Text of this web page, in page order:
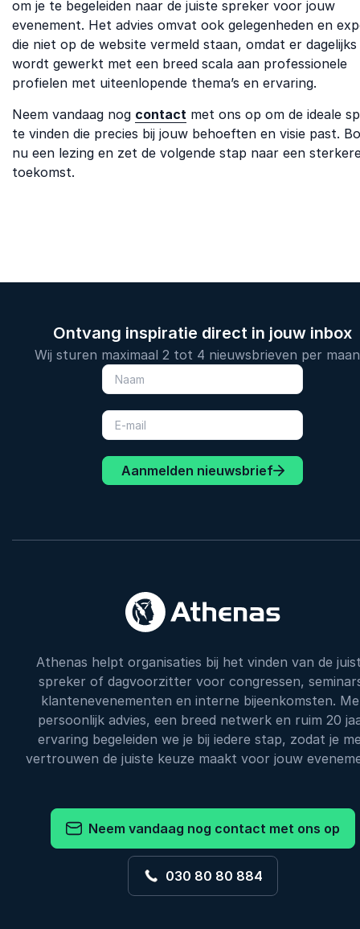
om je te begeleiden naar de juiste spreker voor jouw
evenement. Het advies omvat ook gelegenheden en
die niet op de website vermeld staan, omdat er dagelijks
wordt gewerkt met een breed scala aan professionele
profielen met uiteenlopende thema’s en ervaring.
Neem vandaag nog contact met ons op om de ideale
te vinden die precies bij jouw behoeften en visie past.
nu een lezing en zet de volgende stap naar een
toekomst.
Ontvang inspiratie direct in jouw inbox
Wij sturen maximaal 2 tot 4 nieuwsbrieven per
Aanmelden nieuwsbrief
Athenas helpt organisaties bij het vinden van de
spreker of dagvoorzitter voor congressen,
klantenevenementen en interne bijeenkomsten.
persoonlijk advies, een breed netwerk en ruim 20
ervaring begeleiden we je bij iedere stap, zodat je
vertrouwen de juiste keuze maakt voor jouw
Neem vandaag nog contact met ons op
030 80 80 884